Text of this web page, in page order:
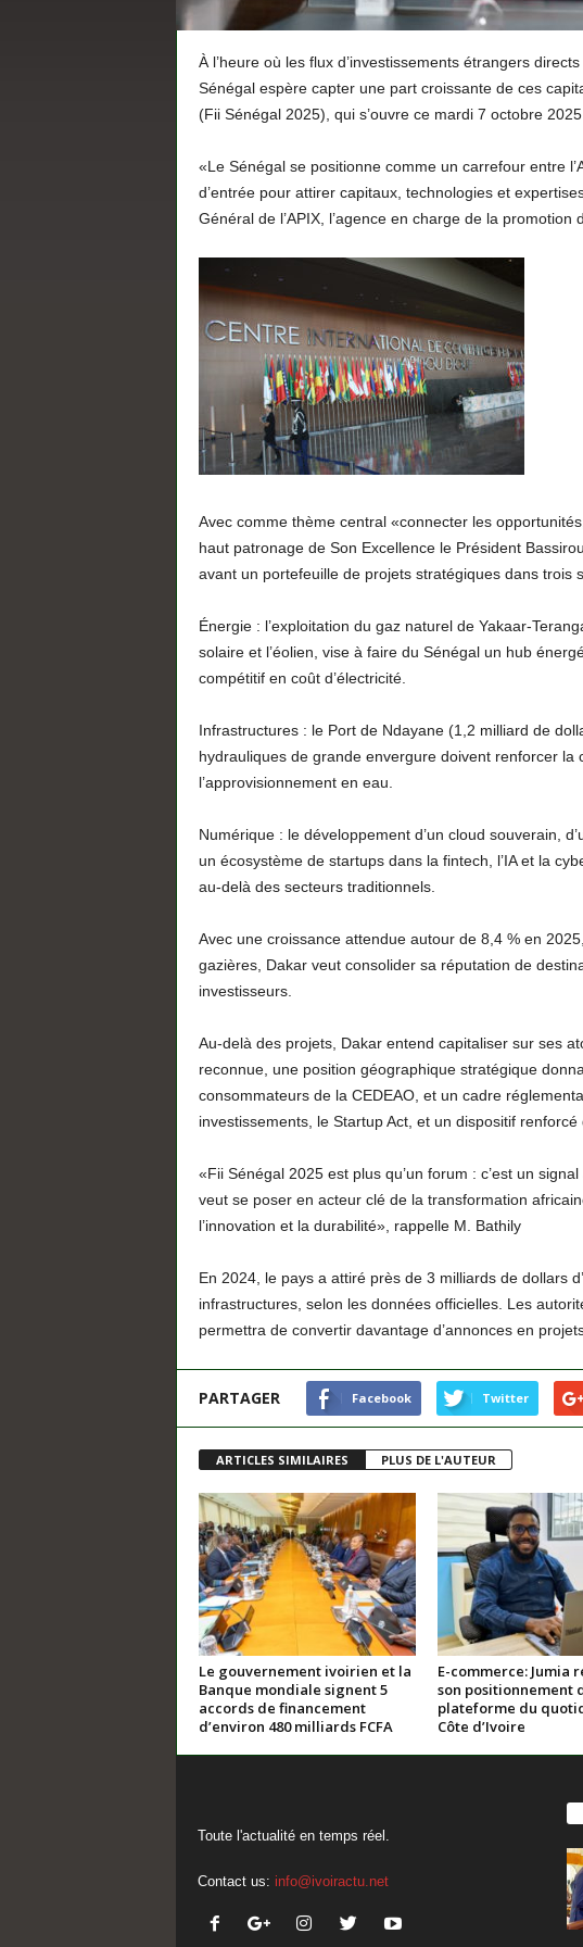
À l’heure où les flux d’investissements étrangers
Sénégal espère capter une part croissante de ces
(Fii Sénégal 2025), qui s’ouvre ce mardi 7 octobre
«Le Sénégal se positionne comme un carrefour entre
d’entrée pour attirer capitaux, technologies et
Général de l’APIX, l’agence en charge de la
Avec comme thème central «connecter les
haut patronage de Son Excellence le Président
avant un portefeuille de projets stratégiques dans trois
Énergie : l’exploitation du gaz naturel de Yakaar-
solaire et l’éolien, vise à faire du Sénégal un hub
compétitif en coût d’électricité.
Infrastructures : le Port de Ndayane (1,2 milliard de
hydrauliques de grande envergure doivent renforcer la
l’approvisionnement en eau.
Numérique : le développement d’un cloud souverain,
un écosystème de startups dans la fintech, l’IA et la
au-delà des secteurs traditionnels.
Avec une croissance attendue autour de 8,4 % en
gazières, Dakar veut consolider sa réputation de
investisseurs.
Au-delà des projets, Dakar entend capitaliser sur ses
reconnue, une position géographique stratégique
consommateurs de la CEDEAO, et un cadre
investissements, le Startup Act, et un dispositif
«Fii Sénégal 2025 est plus qu’un forum : c’est un
veut se poser en acteur clé de la transformation
l’innovation et la durabilité», rappelle M. Bathily
En 2024, le pays a attiré près de 3 milliards de dollars
infrastructures, selon les données officielles. Les
permettra de convertir davantage d’annonces en
PARTAGER Facebook Twitter
ARTICLES SIMILAIRES PLUS DE L'AUTEUR
Le gouvernement ivoirien et la
Banque mondiale signent 5
accords de financement
d’environ 480 milliards FCFA
E-commerce: Jumia
son positionnement
plateforme du
Côte d’Ivoire
Toute l'actualité en temps réel.
Contact us: info@ivoiractu.net